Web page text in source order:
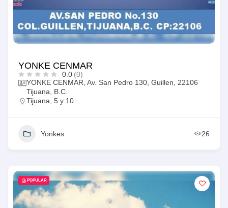
YONKE CENMAR
0.0 (0)
YONKE CENMAR, Av. San Pedro 130, Guillen, 22106
Tijuana, B.C.
Tijuana 5 y 10
Yonkes 26
POPULAR